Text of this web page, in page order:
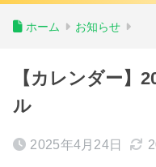
ホーム お知らせ
【カレンダー】
ル
2025年4月24日